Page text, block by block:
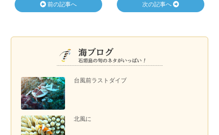
台風前ラストダイブ
北風に
前の記事へ 次の記事へ